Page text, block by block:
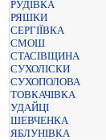
РУДІВКА
РЯШКИ
СЕРГІЇВКА
СМОШ
СТАСІВЩИНА
СУХОЛІСКИ
СУХОПОЛОВА
ТОВКАЧІВКА
УДАЙЦІ
ШЕВЧЕНКА
ЯБЛУНІВКА